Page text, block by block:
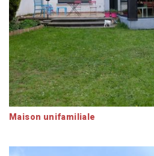
Maison unifamiliale